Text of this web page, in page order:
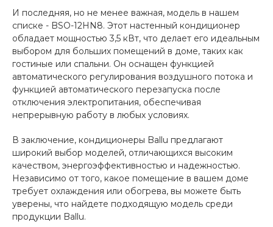
И последняя, но не менее важная, модель в нашем
списке - BSO-12HN8. Этот настенный кондиционер
обладает мощностью 3,5 кВт, что делает его идеальным
выбором для больших помещений в доме, таких как
гостиные или спальни. Он оснащен функцией
автоматического регулирования воздушного потока и
функцией автоматического перезапуска после
отключения электропитания, обеспечивая
непрерывную работу в любых условиях.
В заключение, кондиционеры Ballu предлагают
широкий выбор моделей, отличающихся высоким
качеством, энергоэффективностью и надежностью.
Независимо от того, какое помещение в вашем доме
требует охлаждения или обогрева, вы можете быть
уверены, что найдете подходящую модель среди
продукции Ballu.